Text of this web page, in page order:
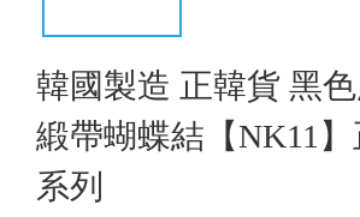
韓國製造 正韓貨 黑
緞帶蝴蝶結【NK11
系列